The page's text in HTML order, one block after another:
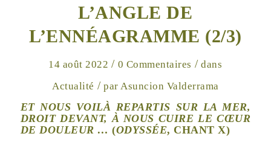
L’ANGLE DE
L’ENNÉAGRAMME (2/3)
14 août 2022 / 0 Commentaires / dans
Actualité / parAsuncion Valderrama
ET NOUS VOILÀ REPARTIS SUR LA MER,
DROIT DEVANT, À NOUS CUIRE LE CŒUR
DE DOULEUR …(ODYSSÉE, CHANT X)